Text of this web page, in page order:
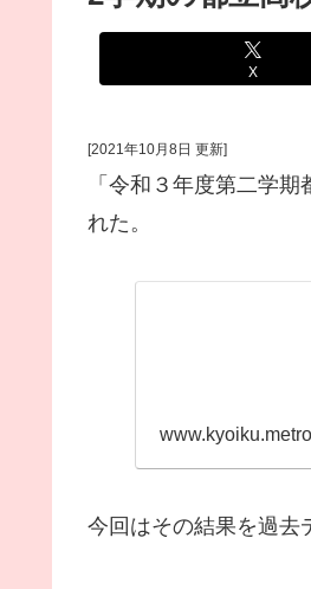
X
[2021年10月8日 更新]
「令和３年度第二学
れた。
今回はその結果を過去